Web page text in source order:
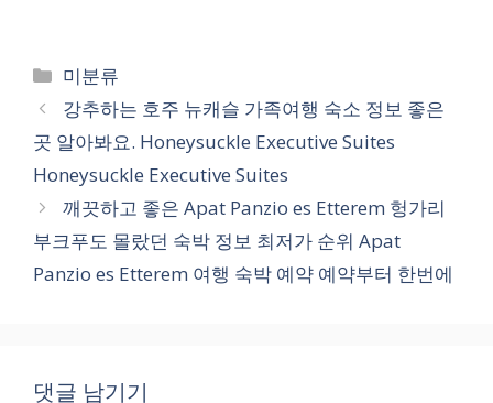
카
테
고
리
미분류
강추하는 호주 뉴캐슬 가족여행 숙소 정보 좋은
곳 알아봐요. Honeysuckle Executive Suites
Honeysuckle Executive Suites
깨끗하고 좋은 Apat Panzio es Etterem 헝가리
부크푸도 몰랐던 숙박 정보 최저가 순위 Apat
Panzio es Etterem 여행 숙박 예약 예약부터 한번에
댓글 남기기